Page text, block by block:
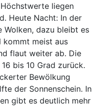
liegen
Heute Nacht: In der
Wolken, dazu bleibt es
kommt meist aus
flaut weiter ab. Die
bis 10 Grad zurück.
Bewölkung
der Sonnenschein. In
gibt es deutlich mehr